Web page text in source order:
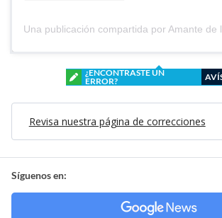
¿ENCONTRASTE UN
ERROR?
Revisa nuestra página de correcciones
Síguenos en: